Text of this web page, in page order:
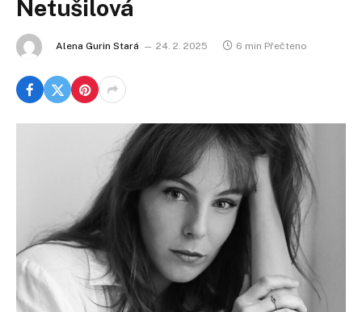
Netušilová
Alena Gurin Stará 24. 2. 2025 6 min Přečteno